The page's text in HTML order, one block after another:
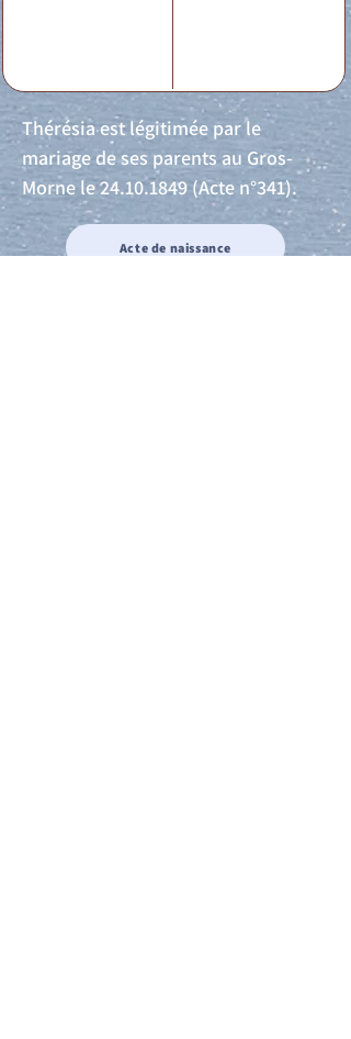
Thérésia est légitimée par le
mariage de ses parents au Gros-
Morne le24.10.1849(Acte n°341).
Acte de naissance